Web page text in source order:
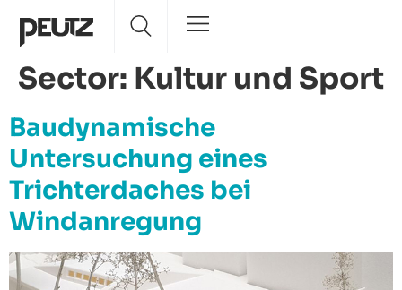
Sector: Kultur und Sport
Baudynamische
Untersuchung eines
Trichterdaches bei
Windanregung